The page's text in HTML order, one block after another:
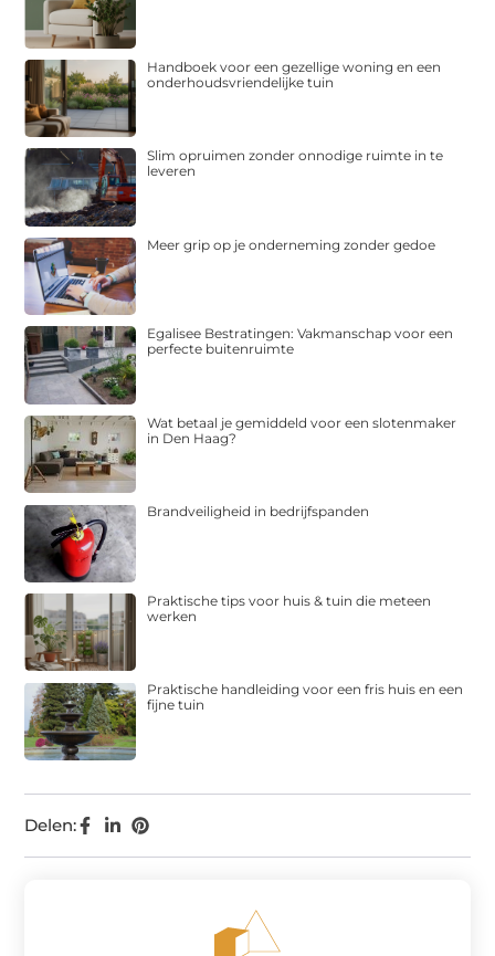
Delen:
Handboek voor een gezellige woning en een
onderhoudsvriendelijke tuin
Slim opruimen zonder onnodige ruimte in te
leveren
Meer grip op je onderneming zonder gedoe
Egalisee Bestratingen: Vakmanschap voor een
perfecte buitenruimte
Wat betaal je gemiddeld voor een slotenmaker
in Den Haag?
Brandveiligheid in bedrijfspanden
Praktische tips voor huis & tuin die meteen
werken
Praktische handleiding voor een fris huis en een
fijne tuin